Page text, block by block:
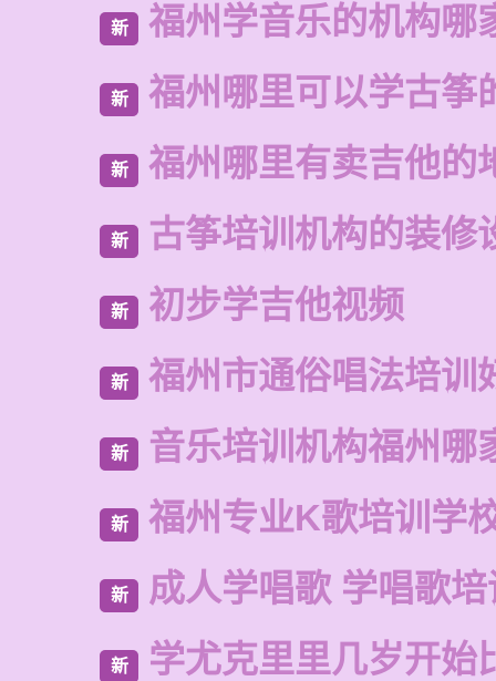
新 福州学音乐的机构哪
新 福州哪里可以学古筝
新 福州哪里有卖吉他的
新 古筝培训机构的装修
新 初步学吉他视频
新 福州市通俗唱法培训
新 音乐培训机构福州哪
新 福州专业K歌培训学
新 成人学唱歌 学唱歌
新 学尤克里里几岁开始